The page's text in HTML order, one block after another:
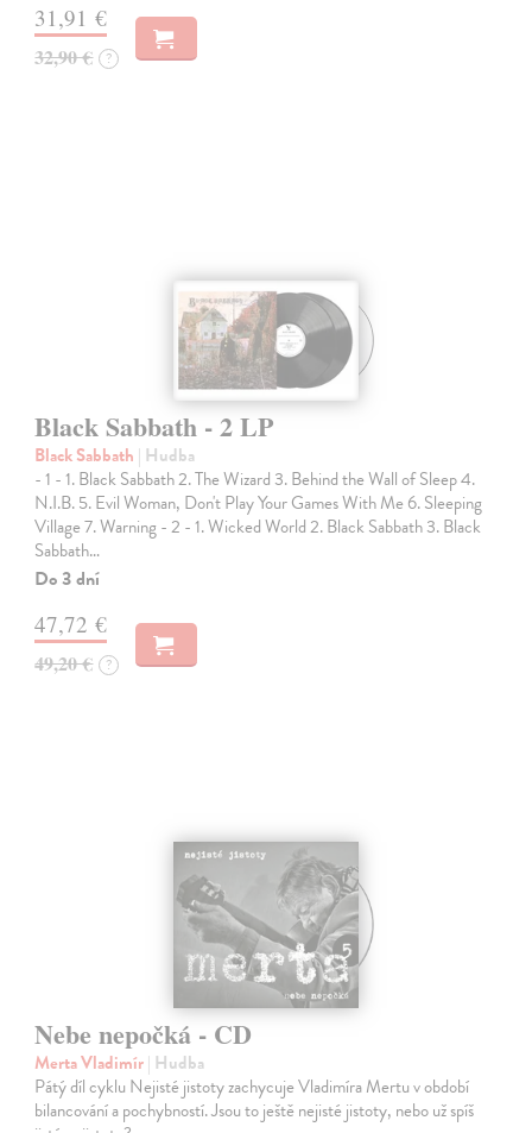
31,91 €
32,90 € ?
Black Sabbath - 2 LP
Black Sabbath | Hudba
- 1 - 1. Black Sabbath 2. The Wizard 3. Behind the Wall of Sleep 4.
N.I.B. 5. Evil Woman, Don't Play Your Games With Me 6. Sleeping
Village 7. Warning - 2 - 1. Wicked World 2. Black Sabbath 3. Black
Sabbath…
Do 3 dní
47,72 €
49,20 € ?
Nebe nepočká - CD
Merta Vladimír| Hudba
Pátý díl cyklu Nejisté jistoty zachycuje Vladimíra Mertu v období
bilancování a pochybností. Jsou to ještě nejisté jistoty, nebo už spíš